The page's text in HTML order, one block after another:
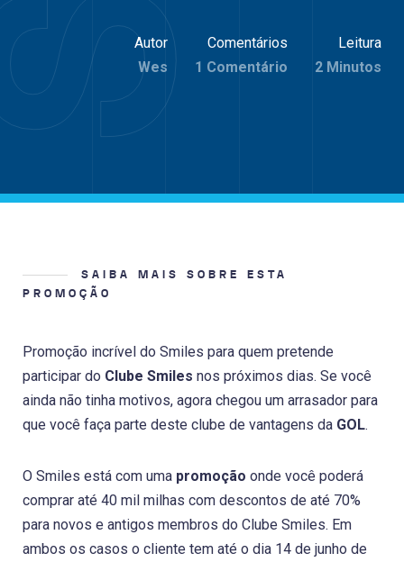
Autor
Wes
Comentários
1 Comentário
Leitura
2 Minutos
SAIBA MAIS SOBRE ESTA
PROMOÇÃO
Promoção incrível do Smiles para quem pretende
participar do Clube Smiles nos próximos dias. Se você
ainda não tinha motivos, agora chegou um arrasador para
que você faça parte deste clube de vantagens da GOL.
O Smiles está com uma promoção onde você poderá
comprar até 40 mil milhas com descontos de até 70%
para novos e antigos membros do Clube Smiles. Em
ambos os casos o cliente tem até o dia 14 de junho de